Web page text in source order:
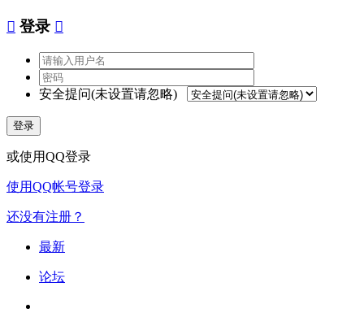
 登录 
安全提问(未设置请忽略)
登录
或使用QQ登录
使用QQ帐号登录
还没有注册？
最新
论坛